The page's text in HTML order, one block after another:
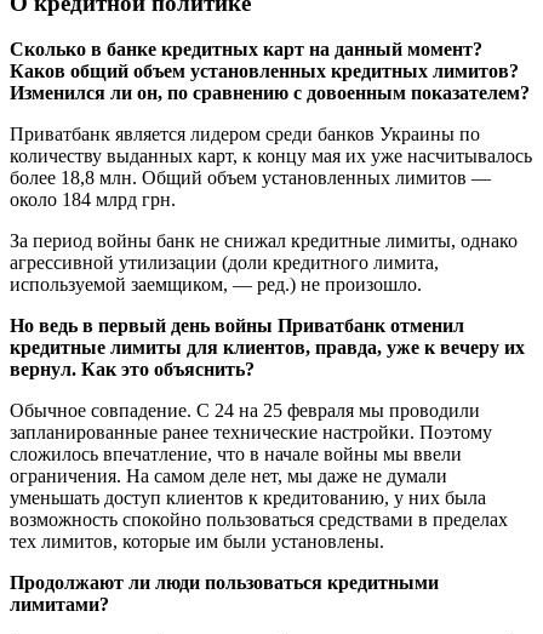
Сколько в банке кредитных карт на данный момент?
Каков общий объем установленных кредитных лимитов?
Изменился ли он, по сравнению с довоенным показателем?
Приватбанк является лидером среди банков Украины по
количеству выданных карт, к концу мая их уже насчитывалось
более 18,8 млн. Общий объем установленных лимитов —
около 184 млрд грн.
За период войны банк не снижал кредитные лимиты, однако
агрессивной утилизации (доли кредитного лимита,
используемой заемщиком, — ред.) не произошло.
Но ведь в первый день войны Приватбанк отменил
кредитные лимиты для клиентов, правда, уже к вечеру их
вернул. Как это объяснить?
Обычное совпадение. С 24 на 25 февраля мы проводили
запланированные ранее технические настройки. Поэтому
сложилось впечатление, что в начале войны мы ввели
ограничения. На самом деле нет, мы даже не думали
уменьшать доступ клиентов к кредитованию, у них была
возможность спокойно пользоваться средствами в пределах
тех лимитов, которые им были установлены.
Продолжают ли люди пользоваться кредитными
лимитами?